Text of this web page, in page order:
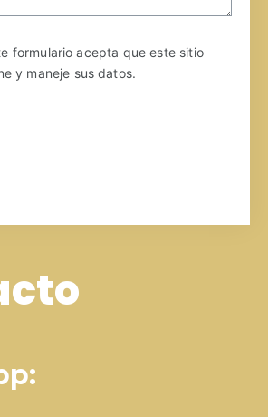
formulario acepta que este sitio
y maneje sus datos.